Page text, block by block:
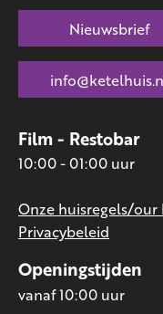
Openingstijden
vanaf 10:00 uur
Film - Restobar
10:00 - 01:00 uur
Onze huisregels/our
Privacybeleid
Nieuwsbrief